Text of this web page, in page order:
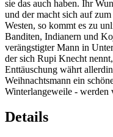
sie das auch haben. Ihr
und der macht sich auf
Westen, so kommt es zu
Banditen, Indianern und
verängstigter Mann in
der sich Rupi Knecht
Enttäuschung währt
Weihnachtsmann ein
Winterlangeweile - werden
Details